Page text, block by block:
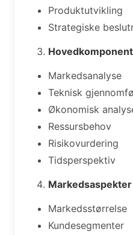
Produktutvikling
Strategiske
Markedsanalyse
Teknisk
Økonomisk
Ressursbehov
Risikovurdering
Tidsperspektiv
Markedsstørrelse
Kundesegmenter